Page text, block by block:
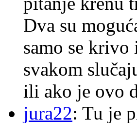
Dva su
samo se
svakom
ili ako je ovo
jura22: Tu je